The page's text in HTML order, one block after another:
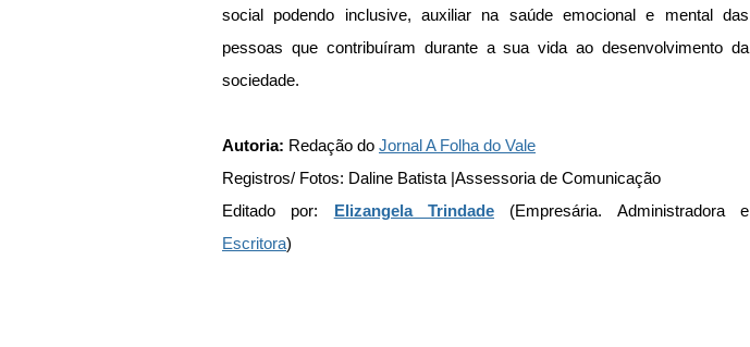
social podendo inclusive, auxiliar na saúde emocional e mental das
pessoas que contribuíram durante a sua vida ao desenvolvimento da
sociedade.
Autoria: Redação do Jornal A Folha do Vale
Registros/ Fotos: Daline Batista |Assessoria de Comunicação
Editado por: Elizangela Trindade
Escritora)